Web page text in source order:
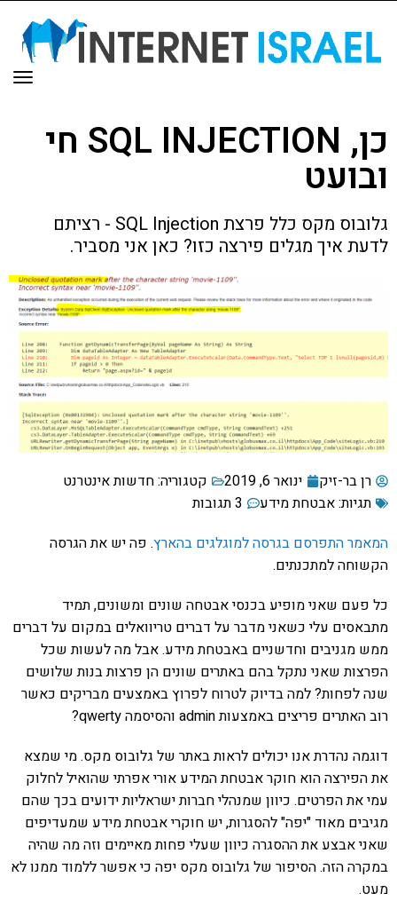
כן, SQL INJECTION חי
ובועט
גלובוס מקס כלל פרצת SQL Injection - רציתם
לדעת איך מגלים פירצה כזו? כאן אני מסביר.
רן בר-זיק ינואר 6, 2019 קטגוריה:חדשות אינטרנט
תגיות:אבטחת מידע
3 תגובות
המאמר התפרסם בגרסה למוגלגים בהארץ. פה יש את הגרסה
הקשוחה למתכנתים.
כל פעם שאני מופיע בכנסי אבטחה שונים ומשונים, תמיד
מתבאסים עלי כשאני מדבר על דברים טריוואלים במקום על דברים
ממש מגניבים וחדשניים באבטחת מידע. אבל מה לעשות שכל
הפרצות שאני נתקל בהם באתרים שונים הן פרצות בנות שלושים
שנה לפחות? למה בדיוק לטרוח לפרוץ באמצעים מבריקים כאשר
רוב האתרים פריצים באמצעות admin והסיסמה qwerty?
דוגמה נהדרת אנו יכולים לראות באתר של גלובוס מקס. מי שמצא
את הפירצה הוא חוקר אבטחת המידע אורי אפרתי שהואיל לחלוק
עמי את הפרטים. כיוון שמנהלי חברות ישראליות ידועים בכך שהם
מגיבים מאוד "יפה" להסגרות, יש חוקרי אבטחת מידע שמעדיפים
שאני אבצע את ההסגרה כיוון שעלי פחות מאיימים וזה מה שהיה
במקרה הזה. הסיפור של גלובוס מקס יפה כי אפשר ללמוד ממנו לא
מעט.